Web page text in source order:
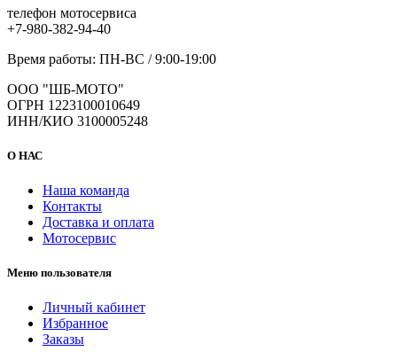
телефон мотосервиса
+7-980-382-94-40
Время работы: ПН-ВС / 9:00-19:00
ООО "ШБ-МОТО"
ОГРН 1223100010649
ИНН/КИО 3100005248
О НАС
Наша команда
Контакты
Доставка и оплата
Мотосервис
Меню пользователя
Личный кабинет
Избранное
Заказы